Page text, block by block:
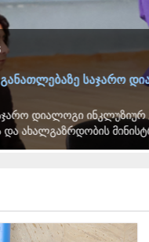
საჯარო დიალოგის
ინკლუზიურ
მინისტრის